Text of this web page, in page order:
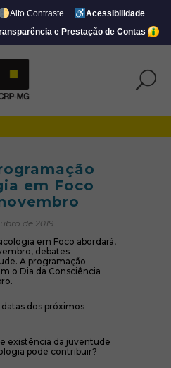
Alto Contraste
Acessibilidade
e Prestação de Contas
em Foco
de 2019
em Foco abordará,
debates
A programação
o Dia da Consciência
dos próximos
existência da juventude
pode contribuir?
em nova janela)